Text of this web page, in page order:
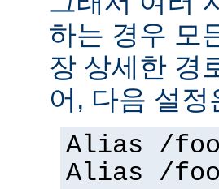
하는 경우 모
장 상세한 경
어, 다음 설
Alias /
Alias /